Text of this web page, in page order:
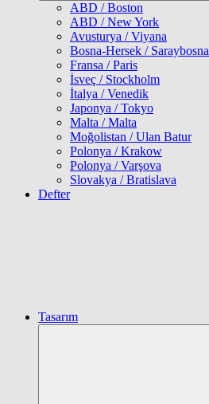
ABD / Boston
ABD / New York
Avusturya / Viyana
Bosna-Hersek / Saraybosna
Fransa / Paris
İsveç / Stockholm
İtalya / Venedik
Japonya / Tokyo
Malta / Malta
Moğolistan / Ulan Batur
Polonya / Krakow
Polonya / Varşova
Slovakya / Bratislava
Defter
Tasarım